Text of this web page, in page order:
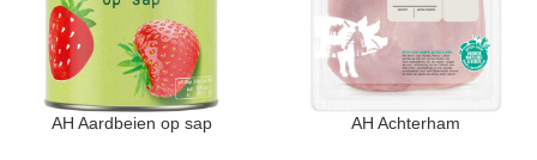
AH Aardbeien op sap AH Achterham